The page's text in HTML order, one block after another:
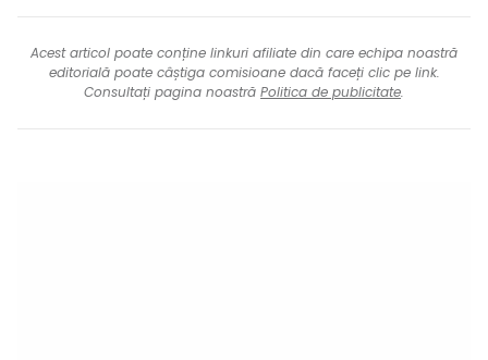
Acest articol poate conține linkuri afiliate din care echipa noastră
editorială poate câștiga comisioane dacă faceți clic pe link.
Consultați pagina noastră Politica de publicitate.